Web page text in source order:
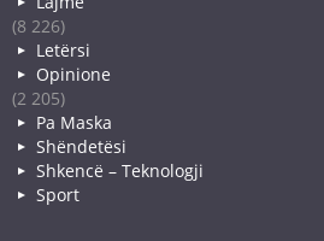
(8 226)
Letërsi
Opinione
(2 205)
Pa Maska
Shëndetësi
Shkencë – Teknologji
Sport